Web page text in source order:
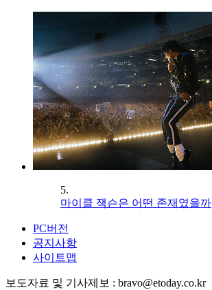
5.
마이클 잭슨은 어떤 존재였을까
PC버전
공지사항
사이트맵
보도자료 및 기사제보 : bravo@etoday.co.kr